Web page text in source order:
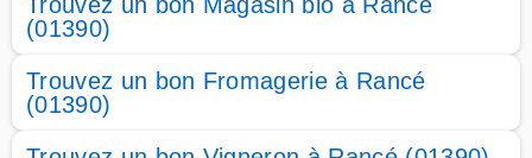
(01390)
Trouvez un bon Fromagerie à Rancé
(01390)